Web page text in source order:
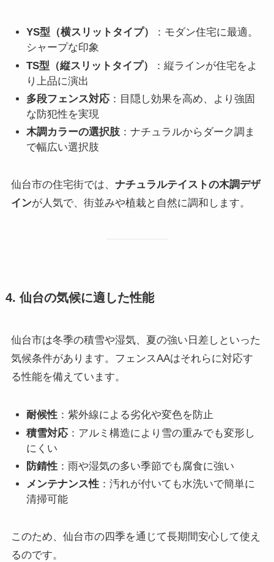
YS型（横スリットタイプ）
：モダン住宅に最適。
シャープな印象
TS型（縦スリットタイプ）
：縦ラインが住宅をよ
り上品に演出
多段フェンス対応 ：目隠し効果を高め、より強固
な防犯性を実現
木調カラーの選択肢 ：ナチュラルからダーク調ま
で幅広い選択肢
仙台市の住宅街では、 ナチュラルテイストの木調デザ
インが人気で、街並みや植栽と自然に調和します。
4. 仙台の気候に適した性能
仙台市は冬季の積雪や湿気、夏の強い日差しといった
気候条件があります。フェンスAAはそれらに対応す
る性能を備えています。
耐候性 ：紫外線による劣化や変色を防止
積雪対応 ：アルミ構造により雪の重みでも変形し
にくい
防錆性 ：雨や湿気の多い季節でも腐食に強い
メンテナンス性 ：汚れが付いても水洗いで簡単に
清掃可能
このため、仙台市の四季を通じて長期間安心して使え
るのです。